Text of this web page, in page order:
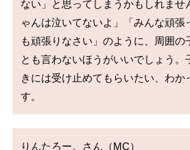
ない」と思ってしまうかもしれませ
ゃんは泣いてないよ」「みんな頑張
も頑張りなさい」のように、周囲の
とも言わないほうがいいでしょう。
きには受け止めてもらいたい、わか
りんたろー。さん（MC）